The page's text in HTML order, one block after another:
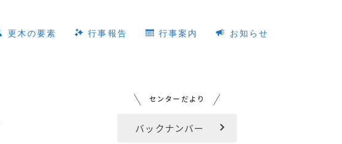
更木の要素 行事報告 行事案内 お知らせ
センターだより
バックナンバー